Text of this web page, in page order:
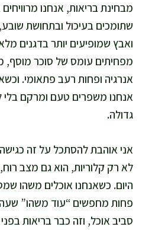
מבחינת בריאות, אנחנו
שתומכים בעיכול ובתחושת שובע,
ואבץ שמופיעים יותר בדגנים
מפחיתים עומס של סוכר מוסף,
אנרגיה ופחות רעב פתאומי.
אנחנו משפרים טעם ומרקם
גדולה.
אני אוהבת להסתכל על זה
לא רק קלוריות, הוא גם מצב
היום. כשאנחנו אוכלים משהו
פחות מחפשים “עוד משהו”
סביב אוכל, וזה כבר בריאות